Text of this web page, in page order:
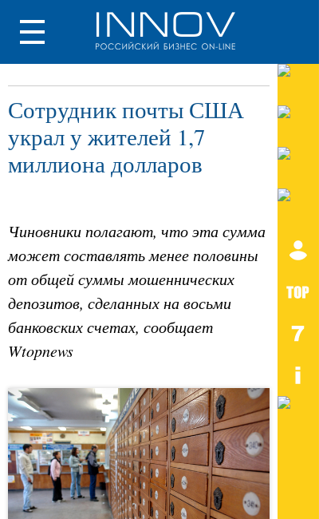
Сотрудник почты США
украл у жителей 1,7
миллиона долларов
Чиновники полагают, что эта сумма
может составлять менее половины
от общей суммы мошеннических
депозитов, сделанных на восьми
банковских счетах, сообщает
Wtopnews